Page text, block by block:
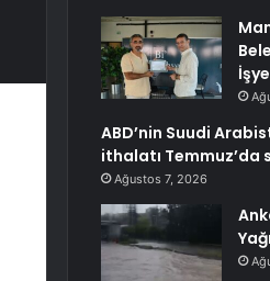
ABD’nin Suudi
ithalatı Temmuz’da
Ağustos 7, 2026